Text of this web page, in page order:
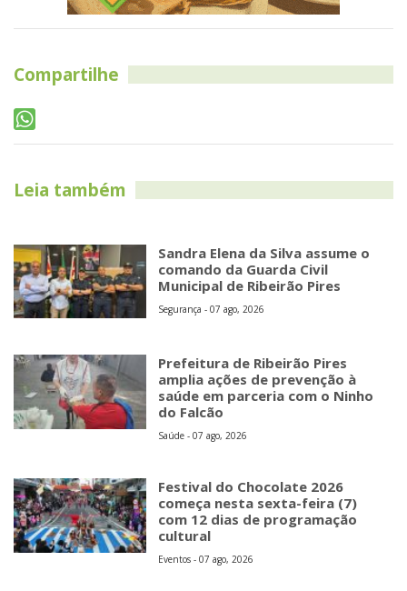
Compartilhe
Leia também
Sandra Elena da Silva assume o
comando da Guarda Civil
Municipal de Ribeirão Pires
Segurança - 07 ago, 2026
Prefeitura de Ribeirão Pires
amplia ações de prevenção à
saúde em parceria com o Ninho
do Falcão
Saúde - 07 ago, 2026
Festival do Chocolate 2026
começa nesta sexta-feira (7)
com 12 dias de programação
cultural
Eventos - 07 ago, 2026